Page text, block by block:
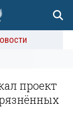
проект